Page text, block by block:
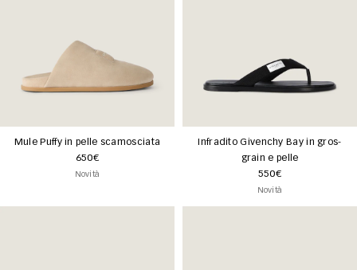
Mule Puffy in pelle scamosciata
650€
Novità
Infradito Givenchy Bay in gros-
grain e pelle
550€
Novità